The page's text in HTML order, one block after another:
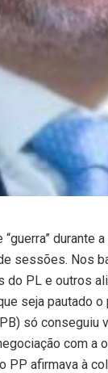
durante
sessões. Nos
do PL e outros
seja pautado
só conseguiu
com a
PP afirmava à